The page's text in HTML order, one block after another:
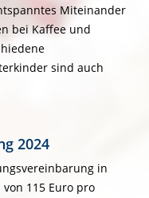
Miteinander
bei Kaffee und
sind auch
2024
in
115 Euro pro